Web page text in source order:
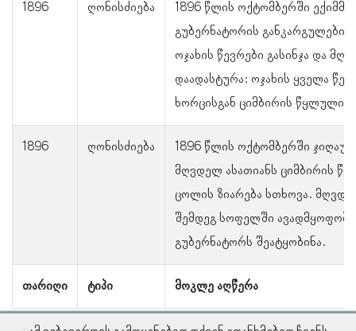
1896 ღონისძიება
1896 წლის ოქტომბერში ექიმმა
გუბერნატორის განკარგულებით
ოჯახის წევრები გასინჯა და
დაადასტურა: ოჯახის ყველა
ხორცისგან ციმბირის წყლული
1896 ღონისძიება
1896 წლის ოქტომბერში
მღვდელ ასათიანს ციმბირის
ცოლის ზიარება სთხოვა.
შემდეგ სოფელში
გუბერნატორს შეატყობინა.
თარიღი ტიპი მოკლე აღწერა